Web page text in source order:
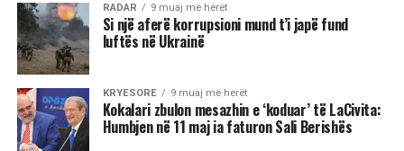
RADAR 9 muaj më herët
Si një aferë korrupsioni mund t’i japë fund
luftës në Ukrainë
KRYESORE 9 muaj më herët
Kokalari zbulon mesazhin e ‘koduar’ të LaCivita:
Humbjen në 11 maj ia faturon Sali Berishës